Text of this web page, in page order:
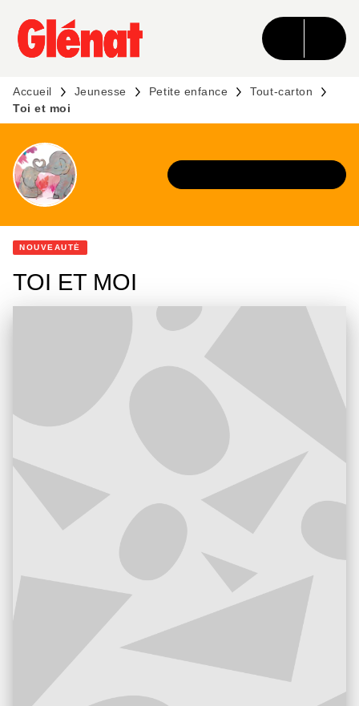
MENU RECHERCHE CONTENU
PIED DE PAGE
Accueil Jeunesse Petite enfance
Tout-carton
Toi et moi
NOUVEAUTÉ
TOI ET MOI